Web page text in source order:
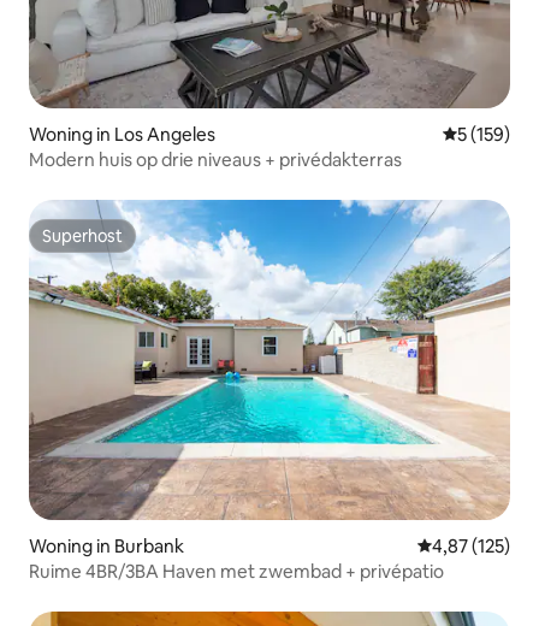
Woning in Los Angeles
5 (159)
Modern huis op drie niveaus + privédakterras
Superhost
Superhost
Woning in Burbank Gemiddelde
4,87 (125)
Ruime 4BR/3BA Haven met zwembad + privépatio